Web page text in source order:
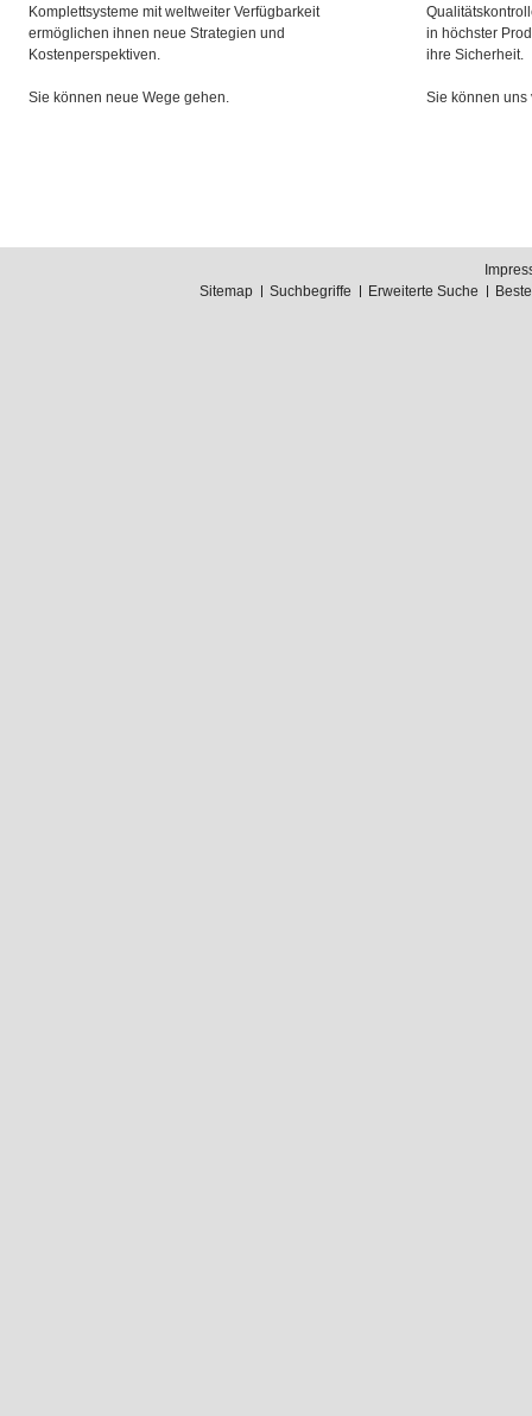
Komplettsysteme mit weltweiter Verfügbarkeit
ermöglichen ihnen neue Strategien und
Kostenperspektiven.
Sie können neue Wege gehen.
in höchster
ihre Sicherheit.
Sie können uns
Sitemap
Suchbegriffe Erweiterte Suche